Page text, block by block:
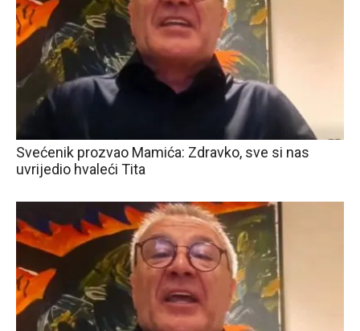
Svećenik prozvao Mamića: Zdravko, sve si nas
uvrijedio hvaleći Tita